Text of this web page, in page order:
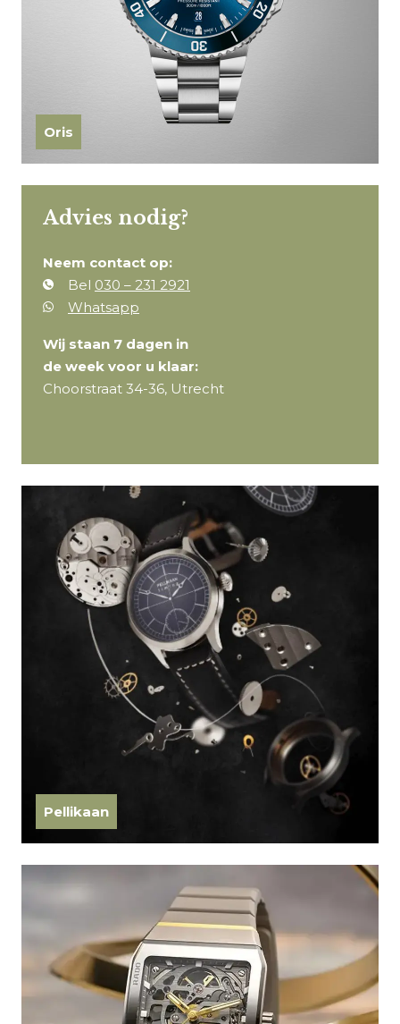
Oris
Advies nodig?
Neem contact op:
Bel 030 – 231 2921
Whatsapp
Wij staan 7 dagen in
de week voor u klaar:
Choorstraat 34-36, Utrecht
Pellikaan